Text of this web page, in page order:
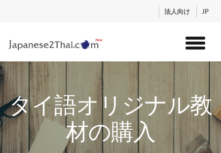
法人向け JP
トップ
サービス
コンテンツ
講師紹介
料金
タイ語オリジナル教
材の購入